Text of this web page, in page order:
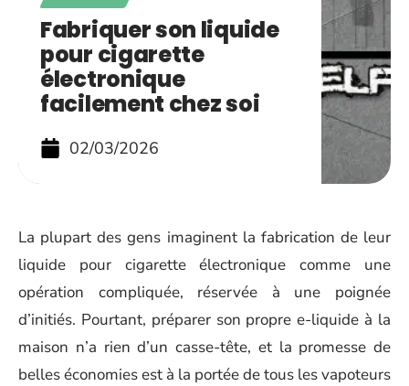
Fabriquer son liquide
pour cigarette
électronique
facilement chez soi
02/03/2026
La plupart des gens imaginent la fabrication de leur
liquide pour cigarette électronique comme une
opération compliquée, réservée à une poignée
d’initiés. Pourtant, préparer son propre e-liquide à la
maison n’a rien d’un casse-tête, et la promesse de
belles économies est à la portée de tous les vapoteurs